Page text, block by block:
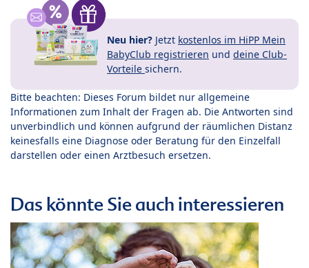
Neu hier? Jetzt kostenlos im HiPP Mein
BabyClub registrieren und deine Club-
Vorteile sichern.
Bitte beachten: Dieses Forum bildet nur allgemeine
Informationen zum Inhalt der Fragen ab. Die Antworten sind
unverbindlich und können aufgrund der räumlichen Distanz
keinesfalls eine Diagnose oder Beratung für den Einzelfall
darstellen oder einen Arztbesuch ersetzen.
Das könnte Sie auch interessieren